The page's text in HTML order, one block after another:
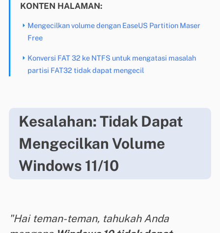
KONTEN HALAMAN:
Mengecilkan volume dengan EaseUS Partition Maser
Free
Konversi FAT 32 ke NTFS untuk mengatasi masalah
partisi FAT32 tidak dapat mengecil
Kesalahan: Tidak Dapat
Mengecilkan Volume
Windows 11/10
"Hai teman-teman, tahukah Anda